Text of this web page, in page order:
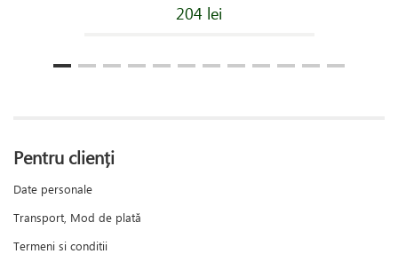
204 lei
Pentru clienți
Date personale
Transport, Mod de plată
Termeni si conditii